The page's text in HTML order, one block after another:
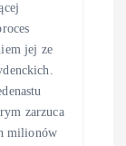
jej ze
zarzuca
milionów